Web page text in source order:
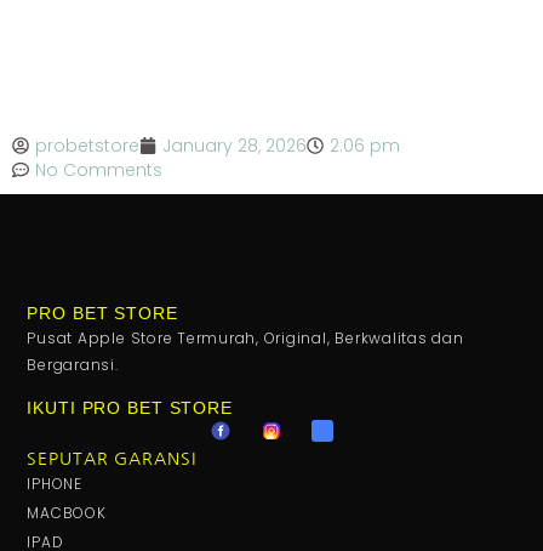
probetstore January 28, 2026
2:06 pm
No Comments
PRO BET STORE
Pusat Apple Store Termurah, Original, Berkwalitas dan
Bergaransi.
IKUTI PRO BET STORE
SEPUTAR GARANSI
IPHONE
MACBOOK
IPAD